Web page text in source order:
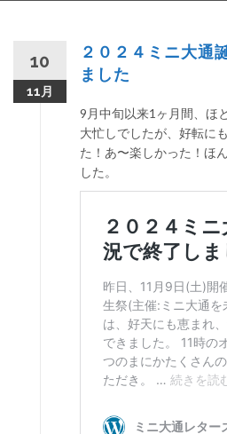
10
11月
２０２４ミニ大通
ました
9月中旬以来1ヶ月間、ほ
大忙しでしたが、好転に
た！あ〜楽しかった！ほ
した。